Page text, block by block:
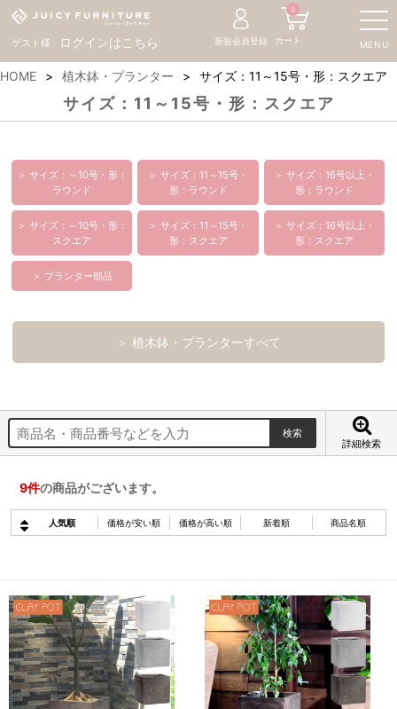
ゲスト様 ログインはこちら MENU
新規会員登録 カート
0
HOME 植木鉢・プランター サイズ：11～15号・形：スクエア
サイズ：11～15号・形：スクエア
＞ サイズ：～10号・形：
ラウンド
＞ サイズ：11～15号・
形：ラウンド
＞ サイズ：16号以上・
形：ラウンド
＞ サイズ：～10号・形：
スクエア
＞ サイズ：11～15号・
形：スクエア
＞ サイズ：16号以上・
形：スクエア
＞ プランター部品
＞ 植木鉢・プランターすべて
詳細検索
9件の商品がございます。
人気順 価格が安い順 価格が高い順 新着順 商品名順